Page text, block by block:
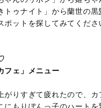
トゥナイト」から蘭世の
ポットを探してみてくださ
フェ」メニュー
がりすぎて疲れたので、
にもりぼんっ子のハート